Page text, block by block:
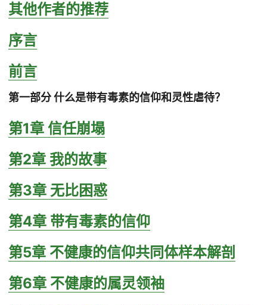
其他作者的推荐
序言
前言
第一部分 什么是带有毒素的信仰和灵性虐待？
第1章 信任崩塌
第2章 我的故事
第3章 无比困惑
第4章 带有毒素的信仰
第5章 不健康的信仰共同体样本解剖
第6章 不健康的属灵领袖